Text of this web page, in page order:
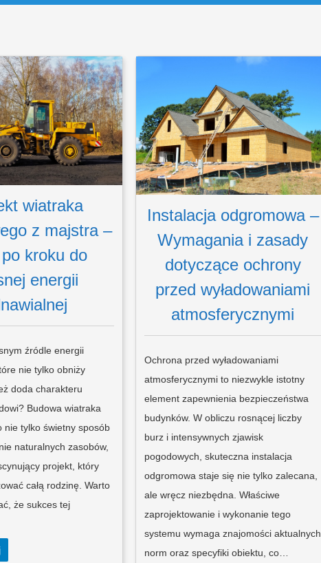
wiatraka
z majstra –
kroku do
energii
źródle energii
nie tylko obniży
doda charakteru
Budowa wiatraka
nie tylko świetny sposób
naturalnych zasobów,
projekt, który
całą rodzinę. Warto
że sukces tej
Instalacja odgromowa –
Wymagania i zasady
dotyczące ochrony
przed wyładowaniami
atmosferycznymi
Ochrona przed wyładowaniami
atmosferycznymi to niezwykle istotny
element zapewnienia bezpieczeństwa
budynków. W obliczu rosnącej liczby
burz i intensywnych zjawisk
pogodowych, skuteczna instalacja
odgromowa staje się nie tylko zalecana,
ale wręcz niezbędna. Właściwe
zaprojektowanie i wykonanie tego
systemu wymaga znajomości aktualnych
norm oraz specyfiki obiektu, co…